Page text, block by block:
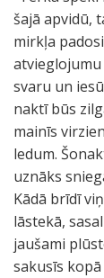
šajā apvidū,
mirkļa
svaru un
naktī būs
mainīs
ledum.
uznāks
Kādā brīdī
lāstekā,
jaušami
sakusīs